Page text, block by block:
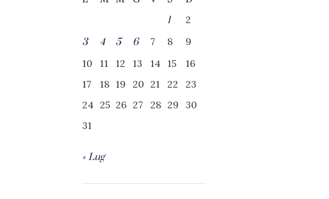
1
2
3
4 5 6 7 8
9
10
11 12 13 14 15
16
17
18 19 20 21 22
23
24 25 26 27 28 29
30
31
« Lug